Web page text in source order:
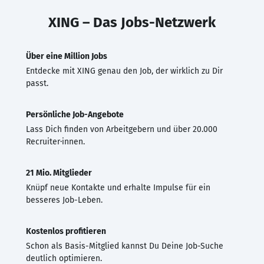
XING – Das Jobs-Netzwerk
Über eine Million Jobs
Entdecke mit XING genau den Job, der wirklich zu Dir
passt.
Persönliche Job-Angebote
Lass Dich finden von Arbeitgebern und über 20.000
Recruiter·innen.
21 Mio. Mitglieder
Knüpf neue Kontakte und erhalte Impulse für ein
besseres Job-Leben.
Kostenlos profitieren
Schon als Basis-Mitglied kannst Du Deine Job-Suche
deutlich optimieren.